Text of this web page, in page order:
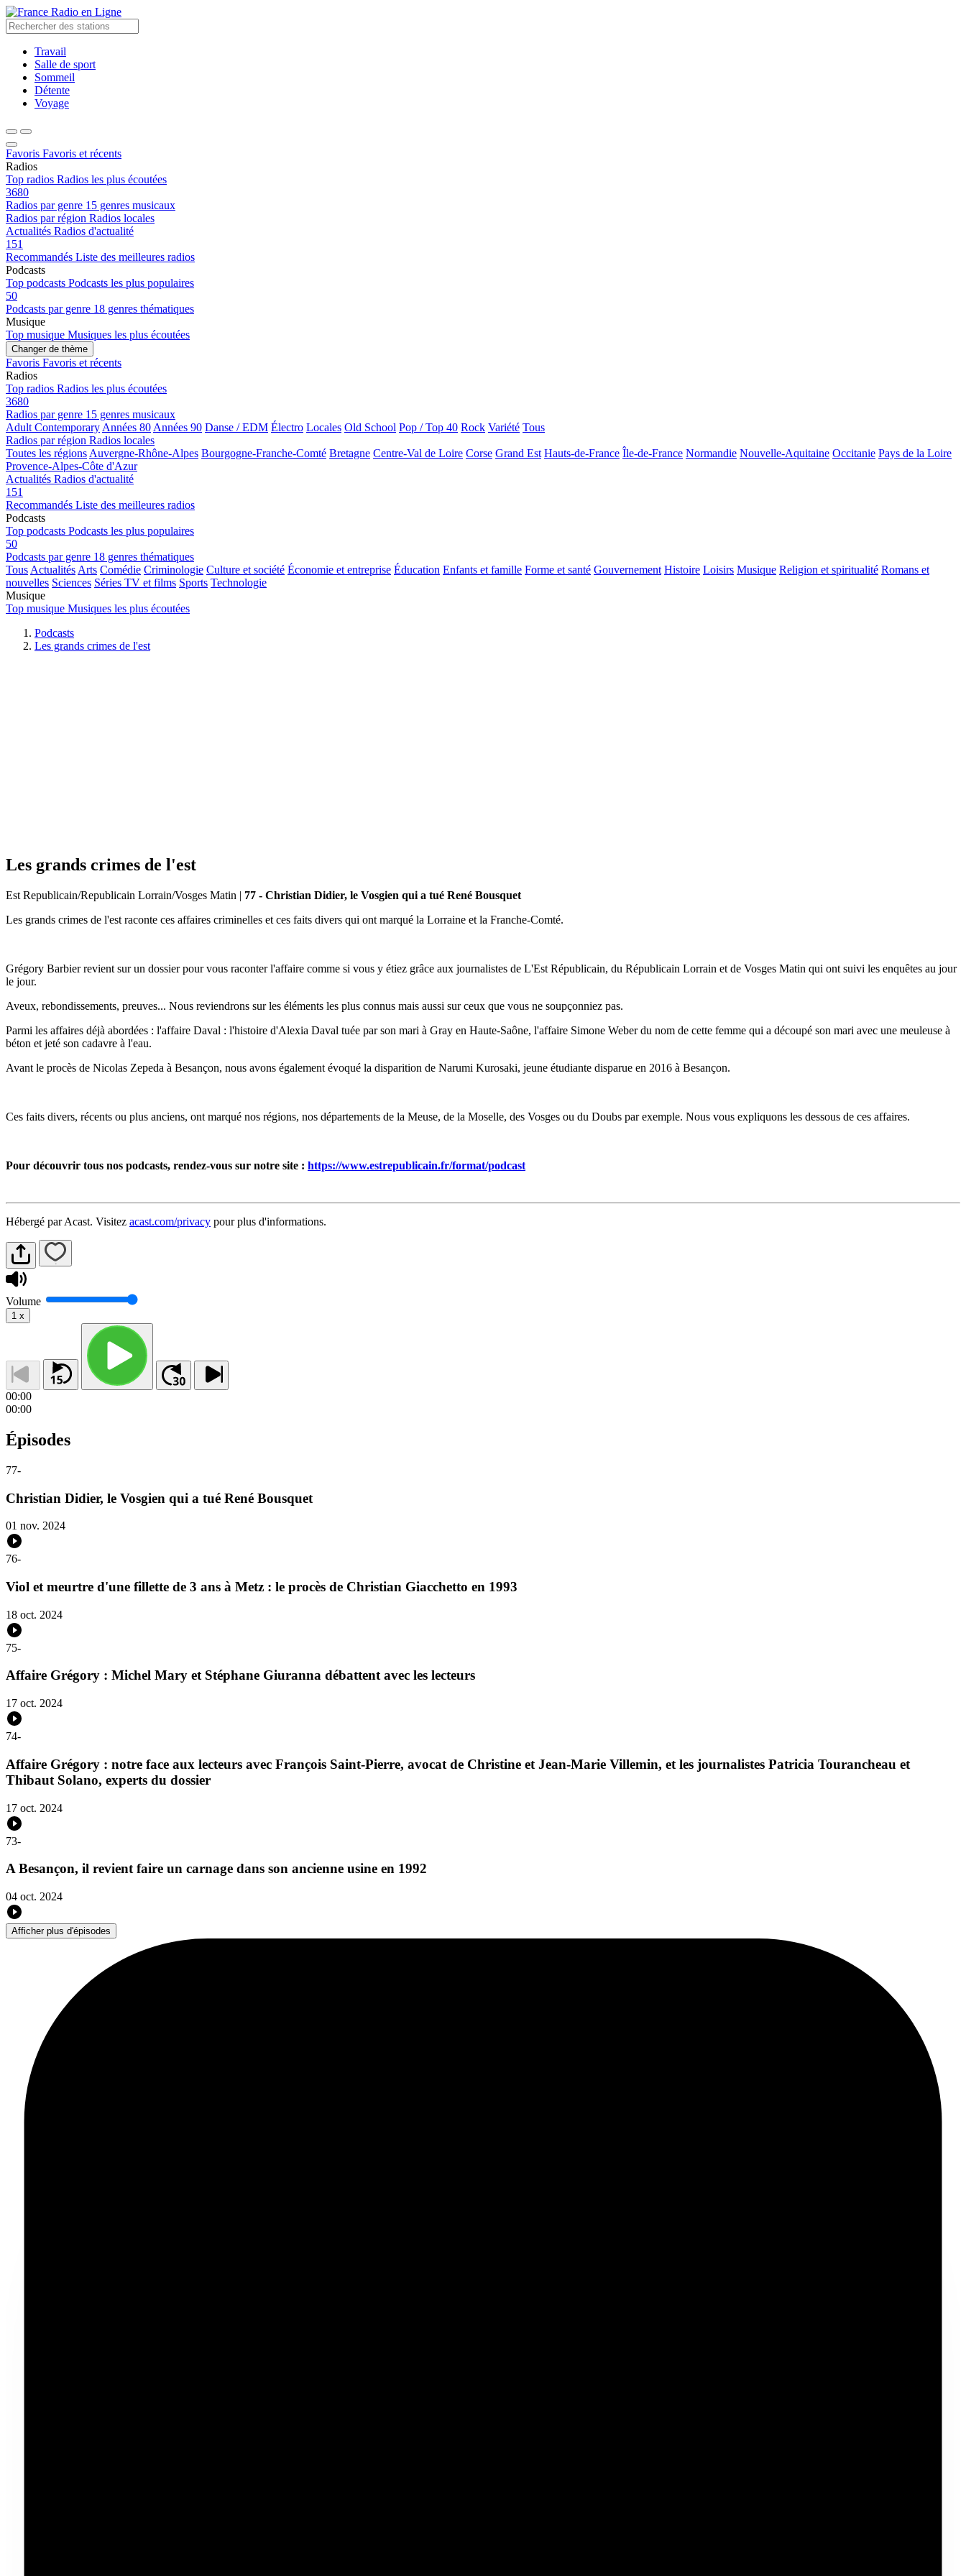
Radio en Ligne
Travail
Salle de sport
Sommeil
Détente
Voyage
Favoris Favoris et récents
Radios
Top radios Radios les plus écoutées
3680
Radios par genre 15 genres musicaux
Radios par région Radios locales
Actualités Radios d'actualité
151
Recommandés Liste des meilleures radios
Podcasts
Top podcasts Podcasts les plus populaires
50
Podcasts par genre 18 genres thématiques
Musique
Top musique Musiques les plus écoutées
Changer de thème
Favoris Favoris et récents
Radios
Top radios Radios les plus écoutées
3680
Radios par genre 15 genres musicaux
Adult Contemporary Années 80 Années 90 Danse / EDM Électro Locales Old School Pop / Top 40 Rock Variété Tous
Radios par région Radios locales
Toutes les régions Auvergne-Rhône-Alpes Bourgogne-Franche-Comté Bretagne Centre-Val de Loire Corse Grand Est Hauts-de-France Île-de-France Normandie Nouvelle-Aquitaine Occitanie Pays de la Loire
Provence-Alpes-Côte d'Azur
Actualités Radios d'actualité
151
Recommandés Liste des meilleures radios
Podcasts
Top podcasts Podcasts les plus populaires
50
Podcasts par genre 18 genres thématiques
Tous Actualités Arts Comédie Criminologie Culture et société Économie et entreprise Éducation Enfants et famille Forme et santé Gouvernement Histoire Loisirs Musique Religion et spiritualité Romans et
nouvelles Sciences Séries TV et films Sports Technologie
Musique
Top musique Musiques les plus écoutées
Podcasts
Les grands crimes de l'est
Les grands crimes de l'est
Est Republicain/Republicain Lorrain/Vosges Matin | 77 - Christian Didier, le Vosgien qui a tué René Bousquet
Les grands crimes de l'est raconte ces affaires criminelles et ces faits divers qui ont marqué la Lorraine et la Franche-Comté.
Grégory Barbier revient sur un dossier pour vous raconter l'affaire comme si vous y étiez grâce aux journalistes de L'Est Républicain, du Républicain Lorrain et de Vosges Matin qui ont suivi les enquêtes au jour
le jour.
Aveux, rebondissements, preuves... Nous reviendrons sur les éléments les plus connus mais aussi sur ceux que vous ne soupçonniez pas.
Parmi les affaires déjà abordées : l'affaire Daval : l'histoire d'Alexia Daval tuée par son mari à Gray en Haute-Saône, l'affaire Simone Weber du nom de cette femme qui a découpé son mari avec une meuleuse à
béton et jeté son cadavre à l'eau.
Avant le procès de Nicolas Zepeda à Besançon, nous avons également évoqué la disparition de Narumi Kurosaki, jeune étudiante disparue en 2016 à Besançon.
Ces faits divers, récents ou plus anciens, ont marqué nos régions, nos départements de la Meuse, de la Moselle, des Vosges ou du Doubs par exemple. Nous vous expliquons les dessous de ces affaires.
Pour découvrir tous nos podcasts, rendez-vous sur notre site : https://www.estrepublicain.fr/format/podcast
Hébergé par Acast. Visitez acast.com/privacy pour plus d'informations.
Volume
1 x
00:00
00:00
Épisodes
77-
Christian Didier, le Vosgien qui a tué René Bousquet
01 nov. 2024
76-
Viol et meurtre d'une fillette de 3 ans à Metz : le procès de Christian Giacchetto en 1993
18 oct. 2024
75-
Affaire Grégory : Michel Mary et Stéphane Giuranna débattent avec les lecteurs
17 oct. 2024
74-
Affaire Grégory : notre face aux lecteurs avec François Saint-Pierre, avocat de Christine et Jean-Marie Villemin, et les journalistes Patricia Tourancheau et
Thibaut Solano, experts du dossier
17 oct. 2024
73-
A Besançon, il revient faire un carnage dans son ancienne usine en 1992
04 oct. 2024
Afficher plus d'épisodes